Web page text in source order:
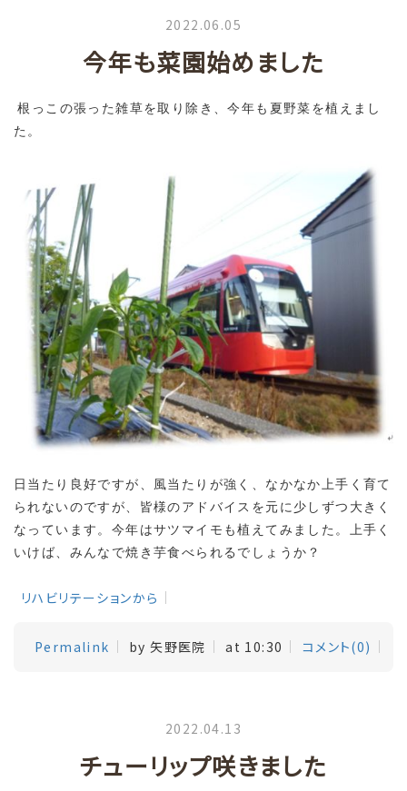
2022.06.05
今年も菜園始めました
根っこの張った雑草を取り除き、今年も夏野菜を植えまし
た。
日当たり良好ですが、風当たりが強く、なかなか上手く育て
られないのですが、皆様のアドバイスを元に少しずつ大きく
なっています。今年はサツマイモも植えてみました。上手く
いけば、みんなで焼き芋食べられるでしょうか？
リハビリテーションから
Permalink by 矢野医院 at 10:30 コメント(0)
2022.04.13
チューリップ咲きました